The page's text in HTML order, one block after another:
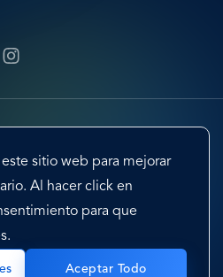
sitio web para mejorar
Al hacer click en
para que
Aceptar Todo
Cookie Preferences